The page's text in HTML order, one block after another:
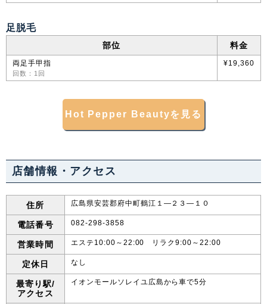
足脱毛
部位 料金
両足手甲指
回数：1回
¥19,360
Hot Pepper Beautyを見る
店舗情報・アクセス
住所 広島県安芸郡府中町鶴江１―２３―１０
電話番号 082-298-3858
営業時間 エステ10:00～22:00 リラク9:00～22:00
定休日 なし
最寄り駅/
アクセス
イオンモールソレイユ広島から車で5分